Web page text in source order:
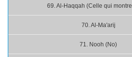
69. Al-Haqqah (Celle qui
70. Al-Ma'arij
71. Nooh (No)